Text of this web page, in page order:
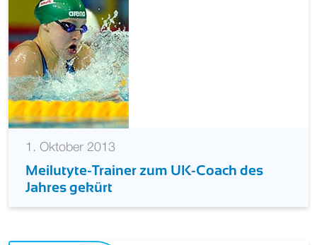
1. Oktober 2013
Meilutyte-Trainer zum UK-Coach des
Jahres gekürt